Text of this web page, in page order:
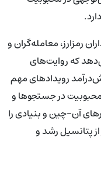
رمزارز، معامله‌گران و
که روایت‌های
رویدادهای مهم
در جستجوها و
آن-چین و بنیادی را
پتانسیل رشد و